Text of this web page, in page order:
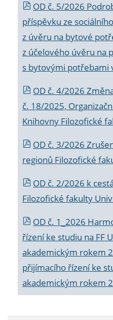
OD č. 5/2026
příspěvku ze
z úvěru na bytové
z účelového úvěru na
s bytovými potřebami
OD č. 4/2026
č. 18/2025,
Knihovny Filozofické
OD č. 3/2026
regionů Filozofické
OD č. 2/2026 k
Filozofické fakulty
OD č. 1_2026
řízení ke studiu na FF
akademickým rokem
přijímacího řízení ke
akademickým rokem